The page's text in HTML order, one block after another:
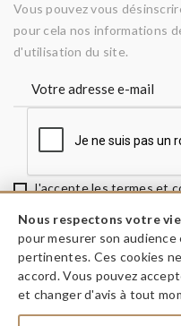
Vous pouvez vous
pour cela nos informations
d'utilisation du site.
J'accepte les termes et
INFORMATIONS
A PROPOS
Nous respectons votre
pour mesurer son
pertinentes. Ces cookies
accord. Vous pouvez
et changer d'avis à tout